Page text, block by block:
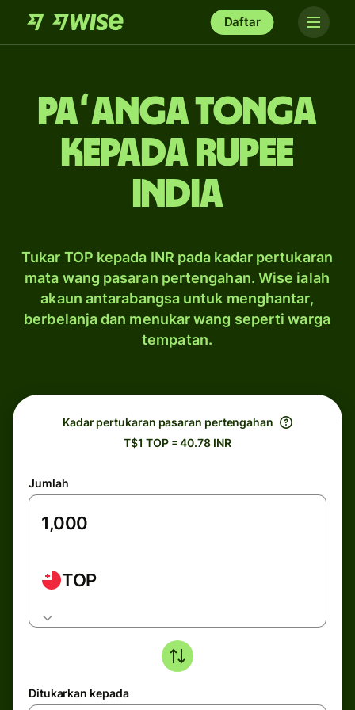
Daftar
paʻanga Tonga
kepada rupee
India
Tukar TOP kepada INR pada kadar pertukaran
mata wang pasaran pertengahan. Wise ialah
akaun antarabangsa untuk menghantar,
berbelanja dan menukar wang seperti warga
tempatan.
Kadar pertukaran pasaran pertengahan
T$1 TOP = 40.78 INR
Jumlah
TOP
Ditukarkan kepada